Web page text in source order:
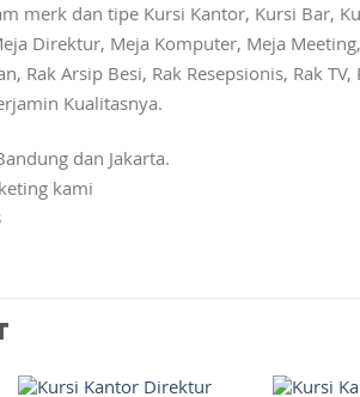
merk dan tipe Kursi Kantor, Kursi Bar,
Direktur, Meja Komputer, Meja
Rak Arsip Besi, Rak Resepsionis, Rak
Kualitasnya.
dan Jakarta.
kami